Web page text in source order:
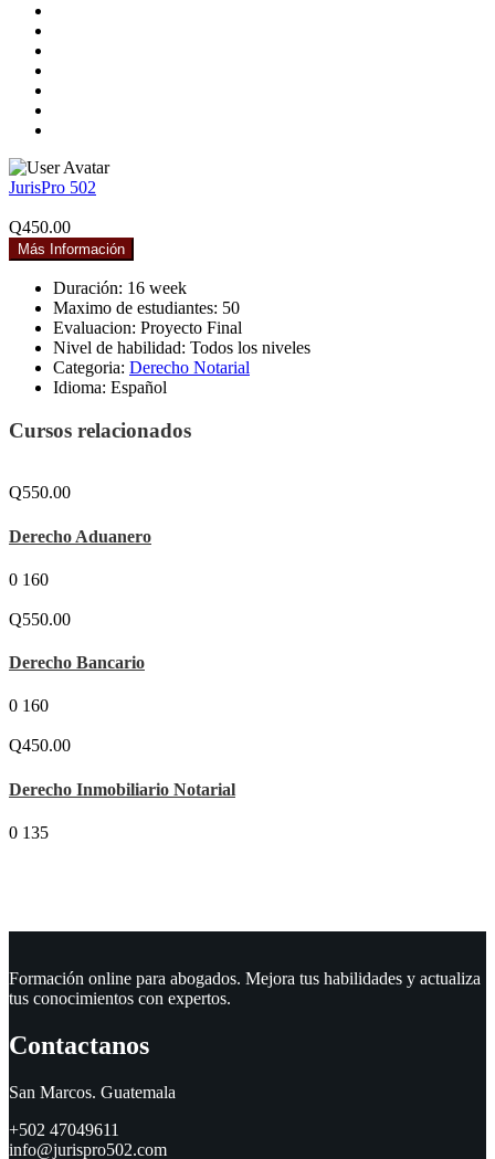
JurisPro 502
Q450.00
Más Información
Duración: 16 week
Maximo de estudiantes: 50
Evaluacion: Proyecto Final
Nivel de habilidad: Todos los niveles
Categoria: Derecho Notarial
Idioma: Español
Cursos relacionados
Q550.00
Derecho Aduanero
0 160
Q550.00
Derecho Bancario
0 160
Q450.00
Derecho Inmobiliario Notarial
0 135
Formación online para abogados. Mejora tus habilidades y actualiza
tus conocimientos con expertos.
Contactanos
San Marcos. Guatemala
+502 47049611
info@jurispro502.com